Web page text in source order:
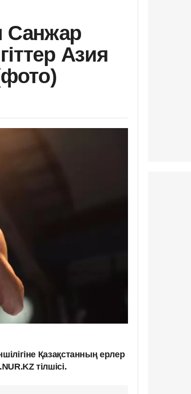
Санжар
Азия
Қазақстанның ерлер
тілшісі.